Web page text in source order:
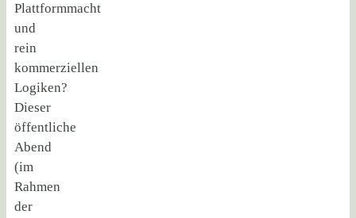
Plattformmacht
und
rein
kommerziellen
Logiken?
Dieser
öffentliche
Abend
(im
Rahmen
der